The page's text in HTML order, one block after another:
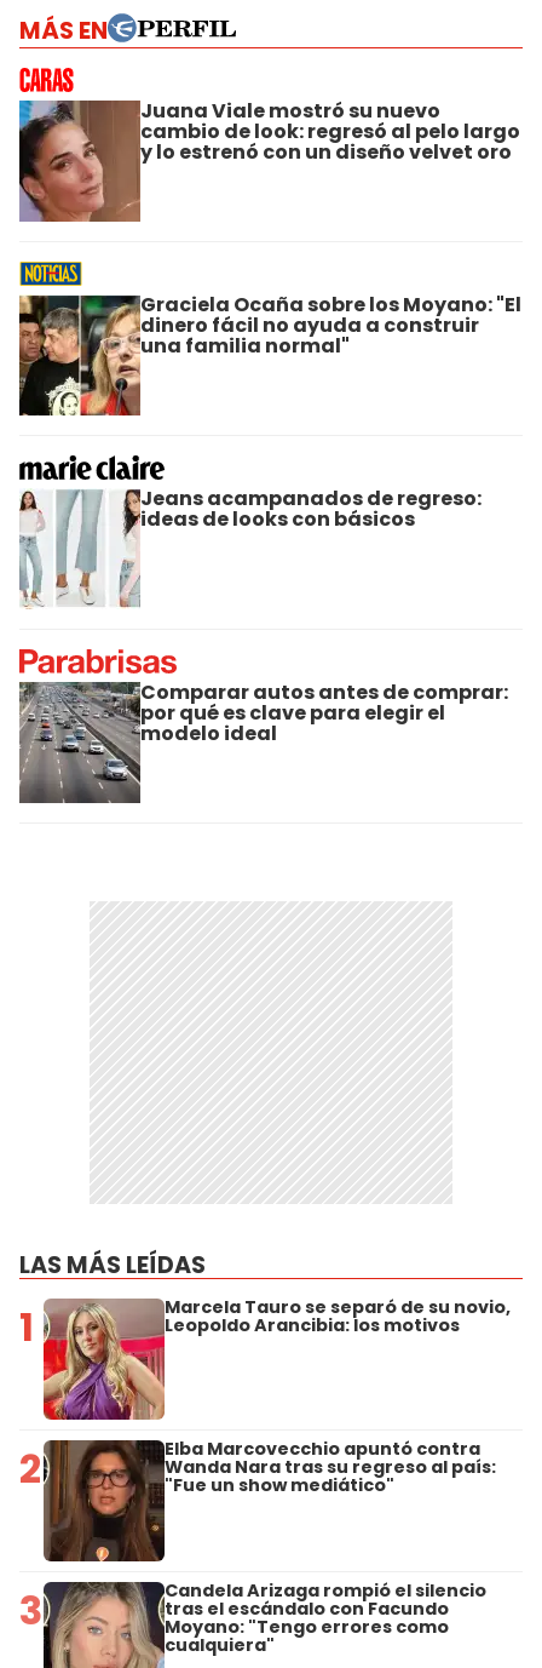
MÁS EN
Juana Viale mostró su nuevo
cambio de look: regresó al pelo largo
y lo estrenó con un diseño velvet oro
Graciela Ocaña sobre los Moyano: "El
dinero fácil no ayuda a construir
una familia normal"
Jeans acampanados de regreso:
ideas de looks con básicos
Comparar autos antes de comprar:
por qué es clave para elegir el
modelo ideal
LAS MÁS LEÍDAS
1 Marcela Tauro se separó de su novio,
Leopoldo Arancibia: los motivos
2 Elba Marcovecchio apuntó contra
Wanda Nara tras su regreso al país:
"Fue un show mediático"
3 Candela Arizaga rompió el silencio
tras el escándalo con Facundo
Moyano: "Tengo errores como
cualquiera"